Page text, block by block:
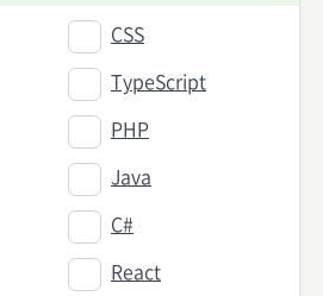
CSS
TypeScript
PHP
Java
C#
React